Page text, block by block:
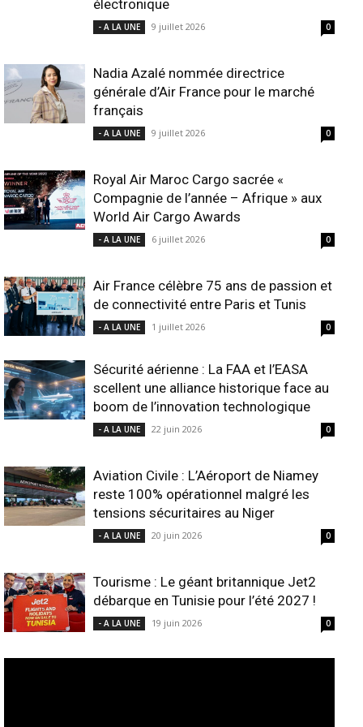
électronique
- A LA UNE 9 juillet 2026 0
Nadia Azalé nommée directrice
générale d’Air France pour le marché
français
- A LA UNE 9 juillet 2026 0
Royal Air Maroc Cargo sacrée «
Compagnie de l’année – Afrique » aux
World Air Cargo Awards
- A LA UNE 6 juillet 2026 0
Air France célèbre 75 ans de passion et
de connectivité entre Paris et Tunis
- A LA UNE 1 juillet 2026 0
Sécurité aérienne : La FAA et l’EASA
scellent une alliance historique face au
boom de l’innovation technologique
- A LA UNE 22 juin 2026 0
Aviation Civile : L’Aéroport de Niamey
reste 100% opérationnel malgré les
tensions sécuritaires au Niger
- A LA UNE 20 juin 2026 0
Tourisme : Le géant britannique Jet2
débarque en Tunisie pour l’été 2027 !
- A LA UNE 19 juin 2026 0